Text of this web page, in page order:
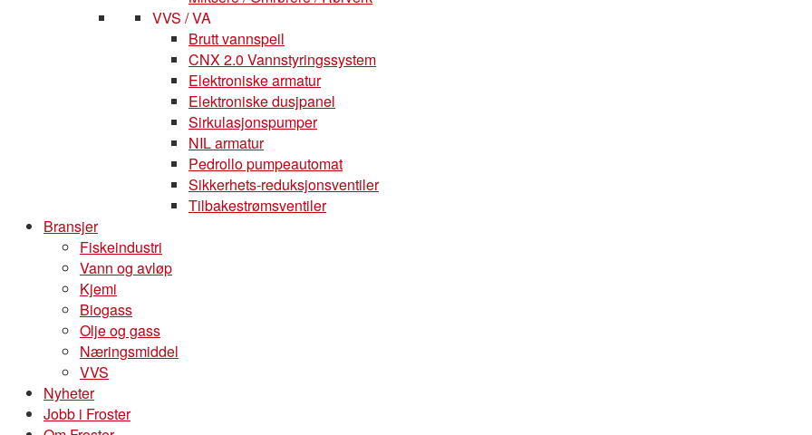
VVS / VA
Brutt vannspeil
CNX 2.0 Vannstyringssystem
Elektroniske armatur
Elektroniske dusjpanel
Sirkulasjonspumper
NIL armatur
Pedrollo pumpeautomat
Sikkerhets-reduksjonsventiler
Tilbakestrømsventiler
Bransjer
Fiskeindustri
Vann og avløp
Kjemi
Biogass
Olje og gass
Næringsmiddel
VVS
Nyheter
Jobb i Froster